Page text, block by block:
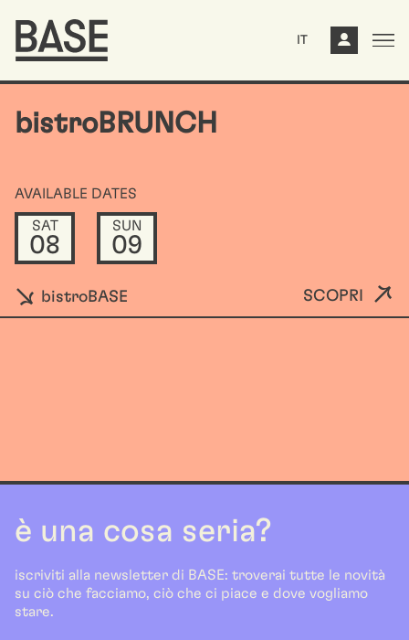
IT
bistroBRUNCH
AVAILABLE DATES
SAT
08
SUN
09
bistroBASE SCOPRI
è una cosa seria?
iscriviti alla newsletter di BASE: troverai tutte le novità
su ciò che facciamo, ciò che ci piace e dove vogliamo
stare.